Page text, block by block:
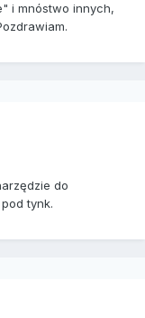
i mnóstwo innych,
do
tynk.